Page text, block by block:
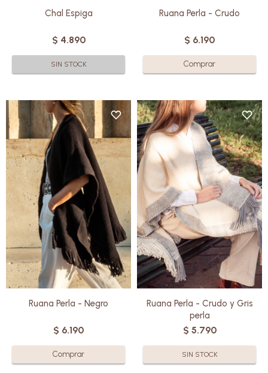
Chal Espiga
$ 4.890
SIN STOCK
Ruana Perla - Crudo
$ 6.190
Elaborada en pura lana Merino
por manos cálidas uruguayas,
cada Ruana es una obra
artesanal que ofrece una
suavidad incomparable.
Con su diseño elegante y
versátil, son perfectas tanto
para un look relajado como para
una ocasión especial.
Ruana Perla - Negro
$ 6.190
Elaborada en pura lana Merino
por manos cálidas uruguayas,
cada Ruana es una obra
artesanal que ofrece una
suavidad incomparable.
Con su diseño elegante y
versátil, son perfectas tanto
para un look relajado como para
una ocasión especial.
Ruana Perla - Crudo y Gris
perla
$ 5.790
SIN STOCK